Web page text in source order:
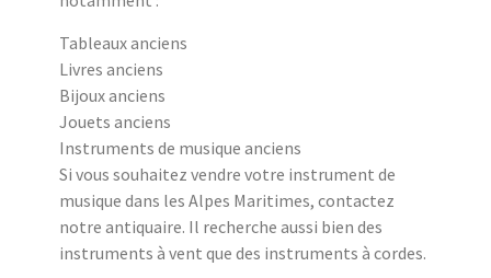
Tableaux anciens
Livres anciens
Bijoux anciens
Jouets anciens
Instruments de musique anciens
Si vous souhaitez vendre votre instrument de
musique dans les Alpes Maritimes, contactez
notre antiquaire. Il recherche aussi bien des
instruments à vent que des instruments à cordes.